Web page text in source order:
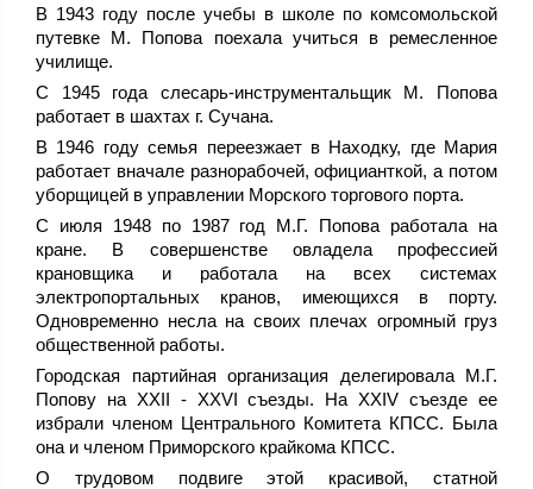
В 1943 году после учебы в школе по комсомольской
путевке М. Попова поехала учиться в ремесленное
училище.
С 1945 года слесарь-инструментальщик М. Попова
работает в шахтах г. Сучана.
В 1946 году семья переезжает в Находку, где Мария
работает вначале разнорабочей, официанткой, а потом
уборщицей в управлении Морского торгового порта.
С июля 1948 по 1987 год М.Г. Попова работала на
кране. В совершенстве овладела профессией
крановщика и работала на всех системах
электропортальных кранов, имеющихся в порту.
Одновременно несла на своих плечах огромный груз
общественной работы.
Городская партийная организация делегировала М.Г.
Попову на XXII - XXVI съезды. На XXIV съезде ее
избрали членом Центрального Комитета КПСС. Была
она и членом Приморского крайкома КПСС.
О трудовом подвиге этой красивой, статной